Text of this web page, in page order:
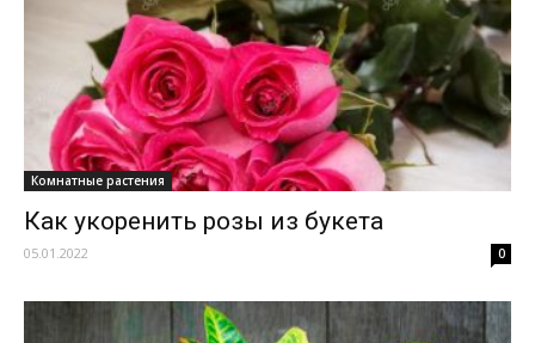
Комнатные растения
Как укоренить розы из букета
05.01.2022 0